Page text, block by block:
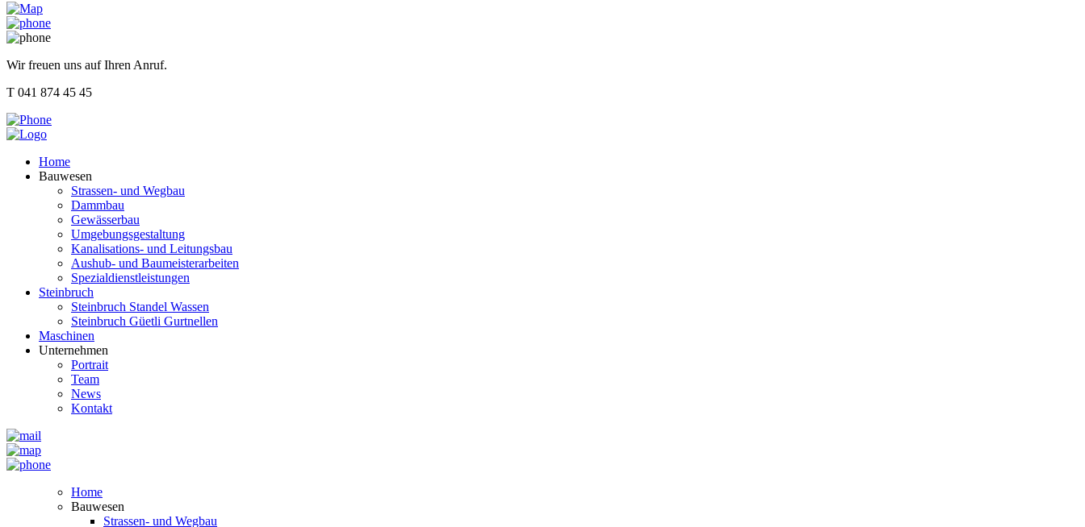
Wir freuen uns auf Ihren Anruf.
T 041 874 45 45
Home
Bauwesen
Strassen- und Wegbau
Dammbau
Gewässerbau
Umgebungsgestaltung
Kanalisations- und Leitungsbau
Aushub- und Baumeisterarbeiten
Spezialdienstleistungen
Steinbruch
Steinbruch Standel Wassen
Steinbruch Güetli Gurtnellen
Maschinen
Unternehmen
Portrait
Team
News
Kontakt
Home
Bauwesen
Strassen- und Wegbau